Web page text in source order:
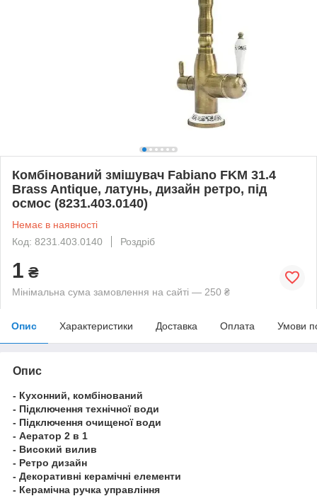
Комбінований змішувач Fabiano FKM 31.4
Brass Antique, латунь, дизайн ретро, під
осмос (8231.403.0140)
Немає в наявності
Код: 8231.403.0140
Роздріб
1 ₴
Мінімальна сума замовлення на сайті — 250 ₴
Опис Характеристики Доставка Оплата Умови
Опис
- Кухонний, комбінований
- Підключення технічної води
- Підключення очищеної води
- Аератор 2 в 1
- Високий вилив
- Ретро дизайн
- Декоративні керамічні елементи
- Керамічна ручка управління